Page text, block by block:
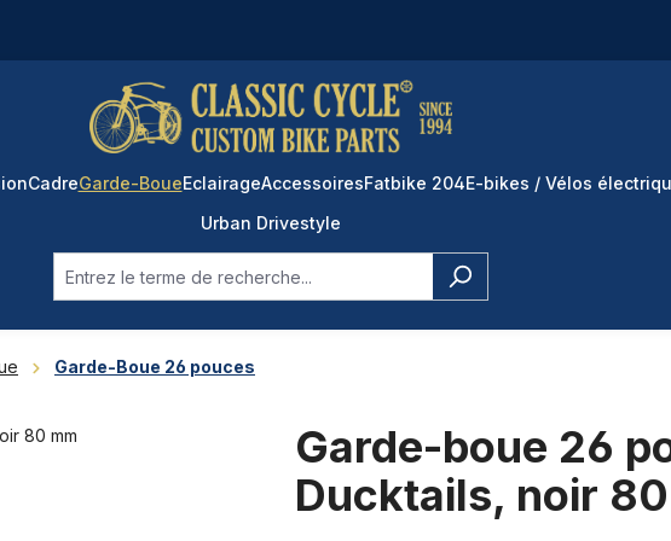
CadreGarde-BoueEclairageAccessoiresFatbike 204E-bikes / Vélos
Urban Drivestyle
Garde-Boue 26 pouces
Garde-boue 26
Ducktails, noir